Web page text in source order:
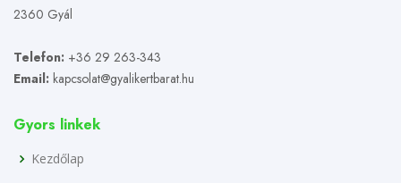
2360 Gyál
Telefon: +36 29 263-343
Email: kapcsolat@gyalikertbarat.hu
Gyors linkek
Kezdőlap